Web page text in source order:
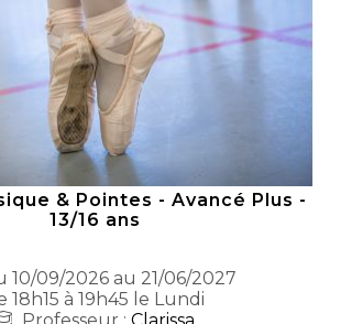
& Pointes - Avancé Plus -
13/16 ans
10/09/2026 au 21/06/2027
18h15 à 19h45 le Lundi